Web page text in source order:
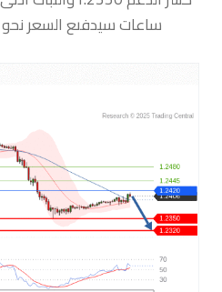
ساعات سيدفىع السعر نحو